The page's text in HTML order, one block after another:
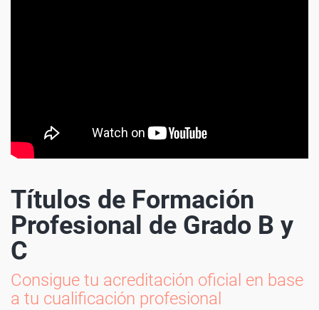
Títulos de Formación
Profesional de Grado B y
C
Consigue tu acreditación oficial en base
a tu cualificación profesional